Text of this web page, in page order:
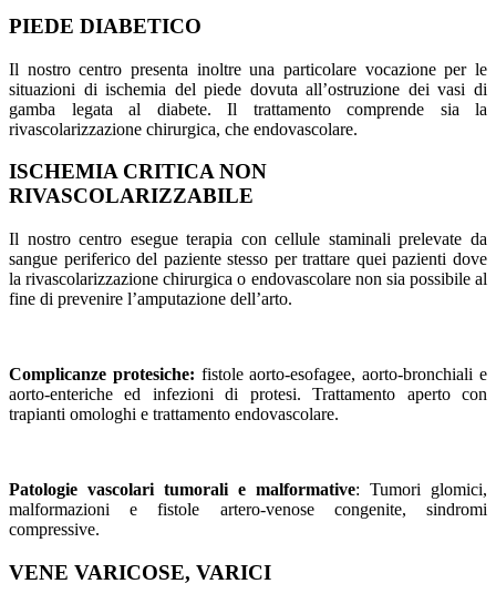
PIEDE DIABETICO
Il nostro centro presenta inoltre una particolare vocazione per le
situazioni di ischemia del piede dovuta all’ostruzione dei vasi di
gamba legata al diabete. Il trattamento comprende sia la
rivascolarizzazione chirurgica, che endovascolare.
ISCHEMIA CRITICA NON
RIVASCOLARIZZABILE
Il nostro centro esegue terapia con cellule staminali prelevate da
sangue periferico del paziente stesso per trattare quei pazienti dove
la rivascolarizzazione chirurgica o endovascolare non sia possibile al
fine di prevenire l’amputazione dell’arto.
Complicanze protesiche: fistole aorto-esofagee, aorto-bronchiali e
aorto-enteriche ed infezioni di protesi. Trattamento aperto con
trapianti omologhi e trattamento endovascolare.
Patologie vascolari tumorali e malformative: Tumori glomici,
malformazioni e fistole artero-venose congenite, sindromi
compressive.
VENE VARICOSE, VARICI